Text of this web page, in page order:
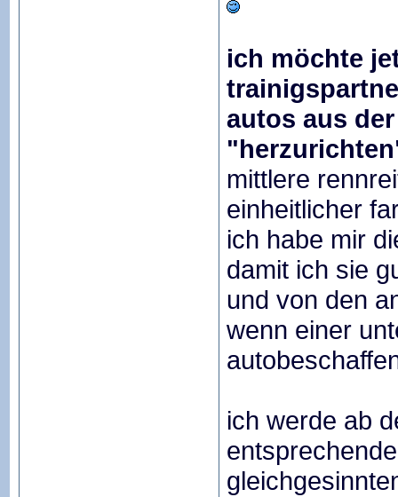
ich möchte
autos aus
mittlere
einheitlicher
ich habe mir
damit ich sie
und von den
wenn einer
ich werde ab